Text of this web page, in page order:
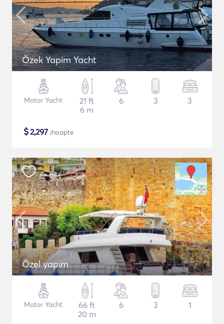
Özek Yapim Yacht
Motor Yacht
21 ft
6 m
6 3 3
$2,297 /noapte
Özel yapım
Motor Yacht
66 ft
20 m
6 3 1